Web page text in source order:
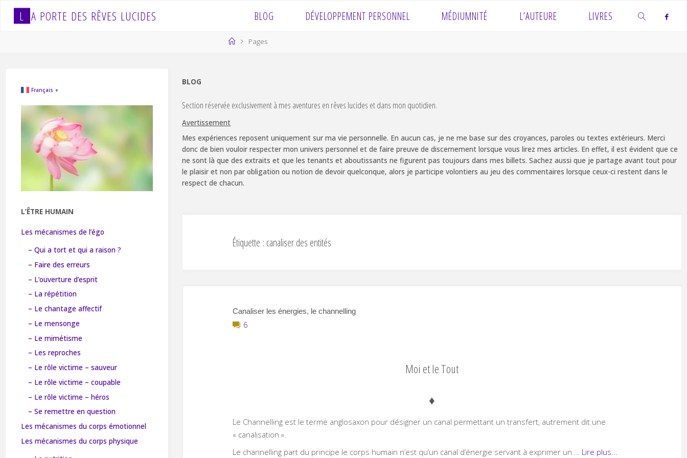
L A PORTE DES RÊVES LUCIDES BLOG DÉVELOPPEMENT PERSONNEL MÉDIUMNITÉ L’AUTEURE LIVRES
HomePages
BLOG
Section réservée exclusivement à mes aventures en rêves lucides et dans mon quotidien.
Avertissement
Mes expériences reposent uniquement sur ma vie personnelle. En aucun cas, je ne me base sur des croyances, paroles ou textes extérieurs. Merci
donc de bien vouloir respecter mon univers personnel et de faire preuve de discernement lorsque vous lirez mes articles. En effet, il est évident que ce
ne sont là que des extraits et que les tenants et aboutissants ne figurent pas toujours dans mes billets. Sachez aussi que je partage avant tout pour
le plaisir et non par obligation ou notion de devoir quelconque, alors je participe volontiers au jeu des commentaires lorsque ceux-ci restent dans le
respect de chacun.
Étiquette : canaliser des entités
Canaliser les énergies, le channelling
6
Moi et le Tout
♦
Le Channelling est le terme anglosaxon pour désigner un canal permettant un transfert, autrement dit une
« canalisation ».
Le channelling part du principe le corps humain n’est qu’un canal d’énergie servant à exprimer un … Lire plus...
Français ▼
L’ÊTRE HUMAIN
Les mécanismes de l’égo
– Qui a tort et qui a raison ?
– Faire des erreurs
– L’ouverture d’esprit
– La répétition
– Le chantage affectif
– Le mensonge
– Le mimétisme
– Les reproches
– Le rôle victime – sauveur
– Le rôle victime – coupable
– Le rôle victime – héros
– Se remettre en question
Les mécanismes du corps émotionnel
Les mécanismes du corps physique